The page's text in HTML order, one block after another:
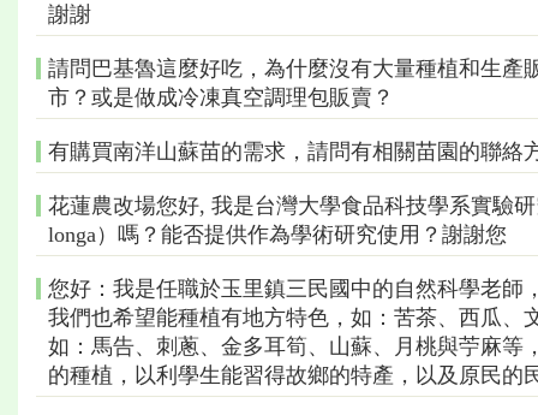
謝謝
請問巴基魯這麼好吃，為什麼沒有大量種植和生
市？或是做成冷凍真空調理包販賣？
有購買南洋山蘇苗的需求，請問有相關苗園的聯絡
花蓮農改場您好, 我是台灣大學食品科技學系實驗
longa）嗎？能否提供作為學術研究使用？謝謝您
您好：我是任職於玉里鎮三民國中的自然科學老
我們也希望能種植有地方特色，如：苦茶、西瓜
如：馬告、刺蔥、金多耳筍、山蘇、月桃與苧麻
的種植，以利學生能習得故鄉的特產，以及原民的